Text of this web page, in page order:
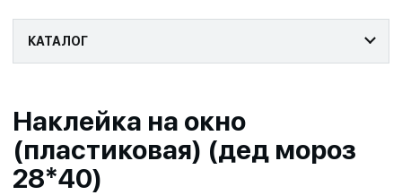
КАТАЛОГ
Наклейка на окно
(пластиковая) (дед мороз
28*40)